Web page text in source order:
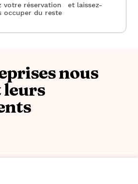
votre réservation et laissez-
occuper du reste
nous